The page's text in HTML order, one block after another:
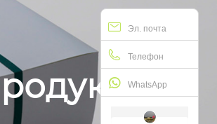
Эл. почта
Телефон
WhatsApp